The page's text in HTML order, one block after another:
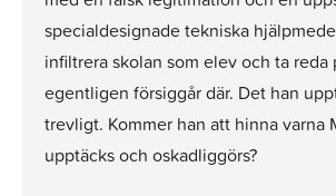
specialdesignade tekniska
infiltrera skolan som elev och ta reda
egentligen försiggår där. Det han
trevligt. Kommer han att hinna varna
upptäcks och oskadliggörs?